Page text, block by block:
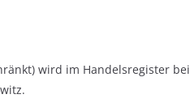
wird im Handelsregister